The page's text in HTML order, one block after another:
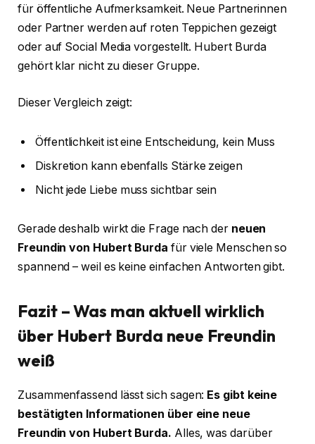
für öffentliche Aufmerksamkeit. Neue Partnerinnen
oder Partner werden auf roten Teppichen gezeigt
oder auf Social Media vorgestellt. Hubert Burda
gehört klar nicht zu dieser Gruppe.
Dieser Vergleich zeigt:
Öffentlichkeit ist eine Entscheidung, kein Muss
Diskretion kann ebenfalls Stärke zeigen
Nicht jede Liebe muss sichtbar sein
Gerade deshalb wirkt die Frage nach der neuen
Freundin von Hubert Burda für viele Menschen so
spannend – weil es keine einfachen Antworten gibt.
Fazit – Was man aktuell wirklich
über Hubert Burda neue Freundin
weiß
Zusammenfassend lässt sich sagen: Es gibt keine
bestätigten Informationen über eine neue
Freundin von Hubert Burda. Alles, was darüber